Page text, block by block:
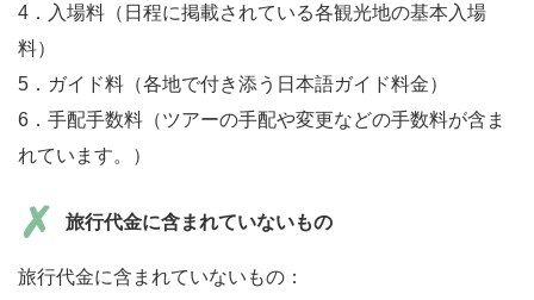
4．入場料（日程に掲載されている各観光地の基本入場
料）
5．ガイド料（各地で付き添う日本語ガイド料金）
6．手配手数料（ツアーの手配や変更などの手数料が含ま
れています。）
旅行代金に含まれていないもの
旅行代金に含まれていないもの：